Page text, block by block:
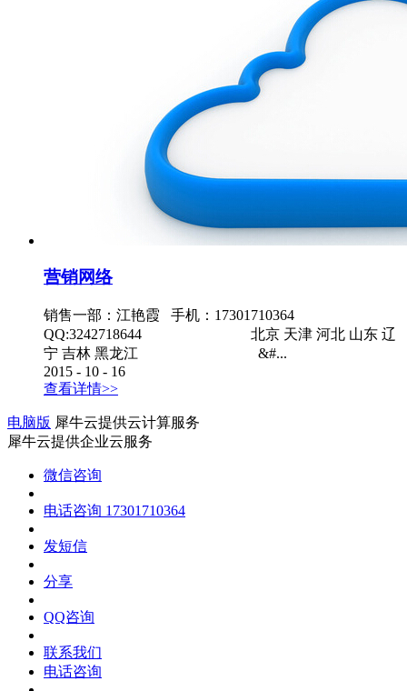
营销网络
销售一部：江艳霞 手机：17301710364
QQ:3242718644 北京 天津 河北 山东 辽
宁 吉林 黑龙江 &#...
2015 - 10 - 16
查看详情>>
电脑版 犀牛云提供云计算服务
犀牛云提供企业云服务
微信咨询
电话咨询 17301710364
发短信
分享
QQ咨询
联系我们
电话咨询